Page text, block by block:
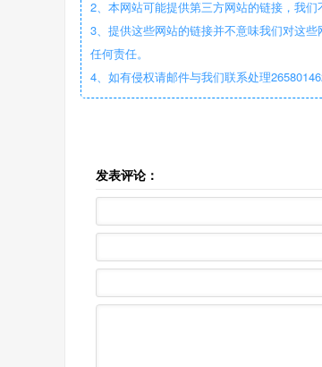
2、本网站可能提供第三方网站的链接，我
3、提供这些网站的链接并不意味我们对这
任何责任。
4、如有侵权请邮件与我们联系处理
发表评论：